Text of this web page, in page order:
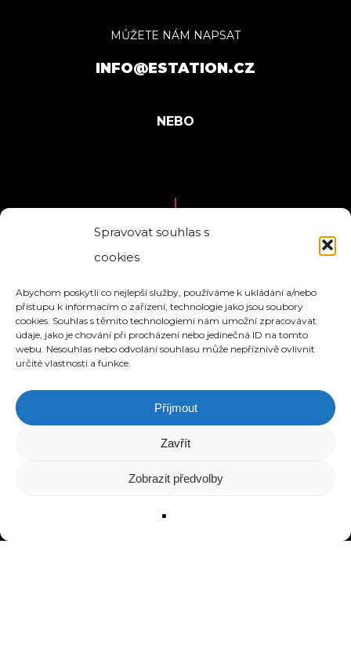
Spravovat souhlas s
cookies
Abychom poskytli co nejlepší služby, používáme k ukládání a/nebo
přístupu k informacím o zařízení, technologie jako jsou soubory
cookies. Souhlas s těmito technologiemi nám umožní zpracovávat
údaje, jako je chování při procházení nebo jedinečná ID na tomto
webu. Nesouhlas nebo odvolání souhlasu může nepříznivě ovlivnit
určité vlastnosti a funkce.
Příjmout
Zavřít
Zobrazit předvolby
MŮŽETE NÁM NAPSAT
INFO@ESTATION.CZ
MŮŽEME SI ZAVOLAT
(+420) 732 837 007